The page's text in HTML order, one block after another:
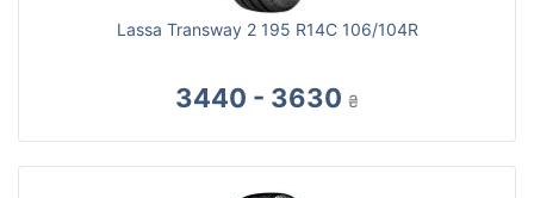
Lassa Transway 2 195 R14C 106/104R
3440 - 3630 ₴